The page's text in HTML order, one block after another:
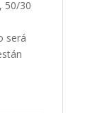
50/30
será